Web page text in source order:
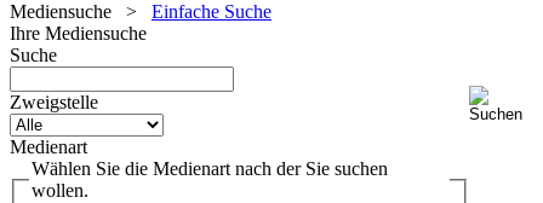
Mediensuche > Einfache Suche
Ihre Mediensuche
Suche
Zweigstelle
Medienart
Wählen Sie die Medienart nach der Sie suchen
wollen.